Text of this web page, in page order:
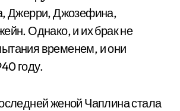
Джерри, Джозефина,
Однако, и их брак не
временем, и они
году.
женой Чаплина стала